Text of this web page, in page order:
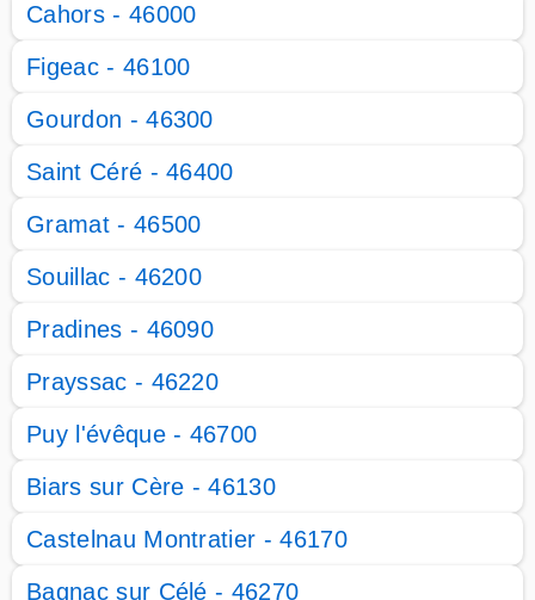
Cahors - 46000
Figeac - 46100
Gourdon - 46300
Saint Céré - 46400
Gramat - 46500
Souillac - 46200
Pradines - 46090
Prayssac - 46220
Puy l'évêque - 46700
Biars sur Cère - 46130
Castelnau Montratier - 46170
Bagnac sur Célé - 46270